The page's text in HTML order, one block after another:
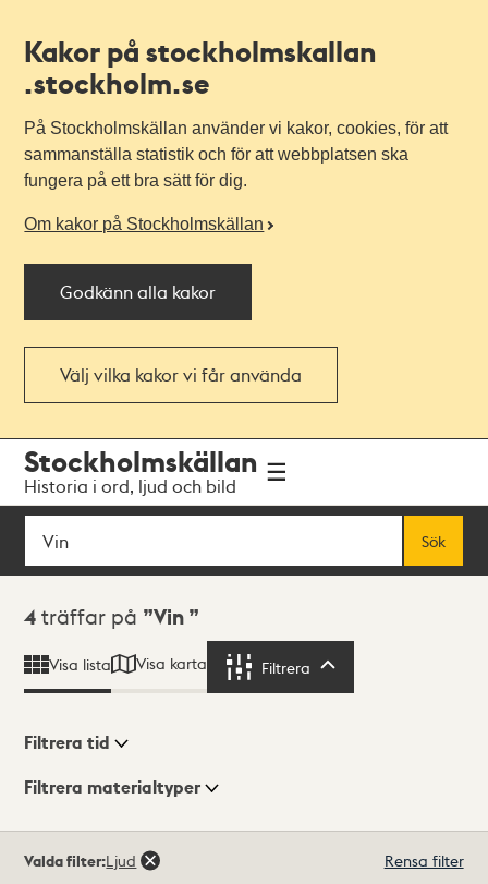
Kakor på stockholmskallan
.stockholm.se
På Stockholmskällan använder vi kakor, cookies, för att
sammanställa statistik och för att webbplatsen ska
fungera på ett bra sätt för dig.
Om kakor på Stockholmskällan
Godkänn alla kakor
Välj vilka kakor vi får använda
navigationen
huvudinnehållet
Stockholmskällan
Historia i ord, ljud och bild
Sök
Sök
Sökresultat
4 träffar på Vin
Visa lista Visa karta Filtrera
Visningsläge
Filtrera tid
Filtrera materialtyper
träffar
Valda filter:Ljud Rensa filter